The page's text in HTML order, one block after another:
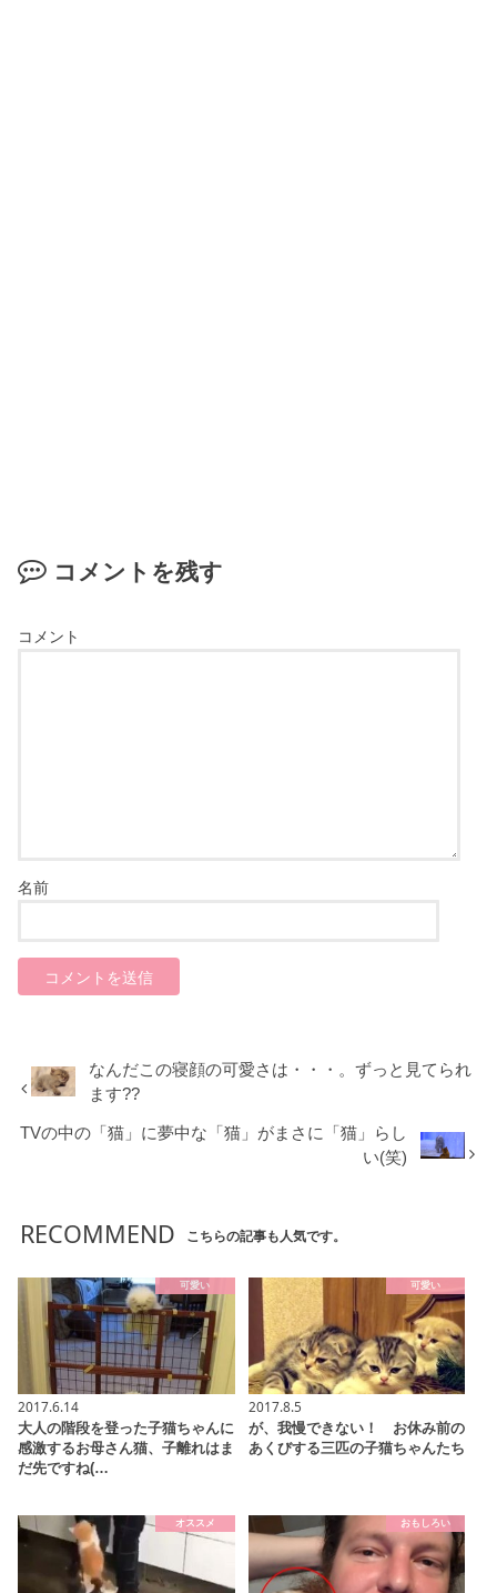
コメントを残す
コメント
名前
なんだこの寝顔の可愛さは・・・。ずっと見てられ
ます??
TVの中の「猫」に夢中な「猫」がまさに「猫」らし
い(笑)
RECOMMEND こちらの記事も人気です。
可愛い
2017.6.14
大人の階段を登った子猫ちゃんに
感激するお母さん猫、子離れはま
だ先ですね(…
可愛い
2017.8.5
が、我慢できない！ お休み前の
あくびする三匹の子猫ちゃんたち
オススメ おもしろい